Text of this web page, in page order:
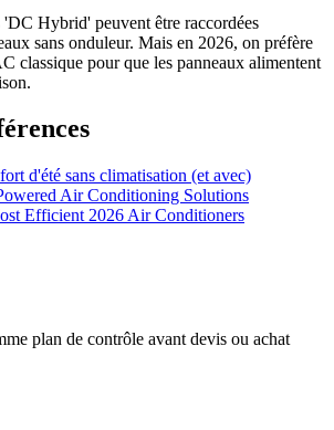
Hybrid' peuvent être raccordées
sans onduleur. Mais en 2026, on préfère
classique pour que les panneaux alimentent
d'été sans climatisation (et avec)
Air Conditioning Solutions
Efficient 2026 Air Conditioners
plan de contrôle avant devis ou achat